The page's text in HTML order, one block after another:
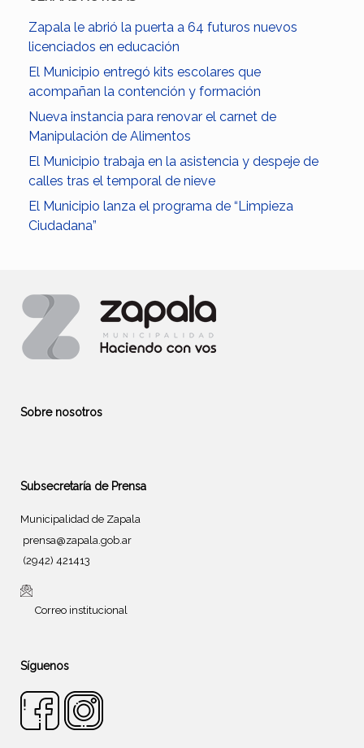
Zapala le abrió la puerta a 64 futuros nuevos
licenciados en educación
El Municipio entregó kits escolares que
acompañan la contención y formación
Nueva instancia para renovar el carnet de
Manipulación de Alimentos
El Municipio trabaja en la asistencia y despeje de
calles tras el temporal de nieve
El Municipio lanza el programa de “Limpieza
Ciudadana”
Sobre nosotros
Subsecretaría de Prensa
Municipalidad de Zapala
prensa@zapala.gob.ar
(2942) 421413
Correo institucional
Síguenos